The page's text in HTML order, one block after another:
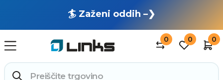
🏄 Zaženi oddih –❯
0 0 0